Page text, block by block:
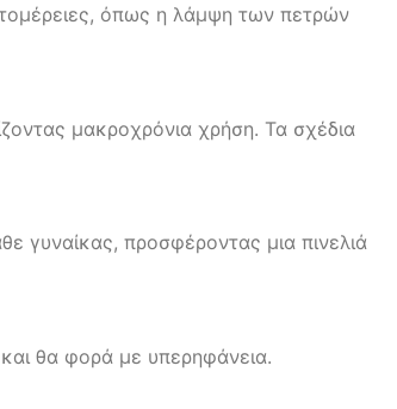
όπως η λάμψη των πετρών
μακροχρόνια χρήση. Τα σχέδια
γυναίκας, προσφέροντας μια πινελιά
και θα φορά με υπερηφάνεια.